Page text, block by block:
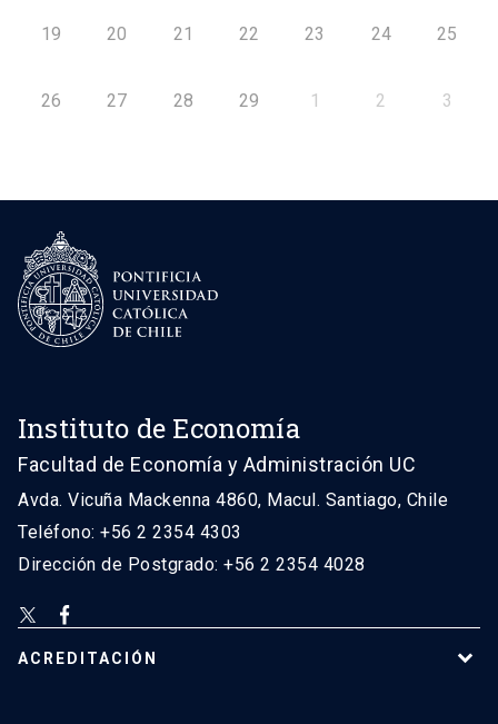
19 20 21 22 23 24 25
26 27 28 29 1 2 3
Instituto de Economía
Facultad de Economía y Administración UC
Avda. Vicuña Mackenna 4860, Macul. Santiago, Chile
Teléfono: +56 2 2354 4303
Dirección de Postgrado: +56 2 2354 4028
ACREDITACIÓN